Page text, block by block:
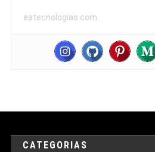
eatecnologias.com
CATEGORIAS